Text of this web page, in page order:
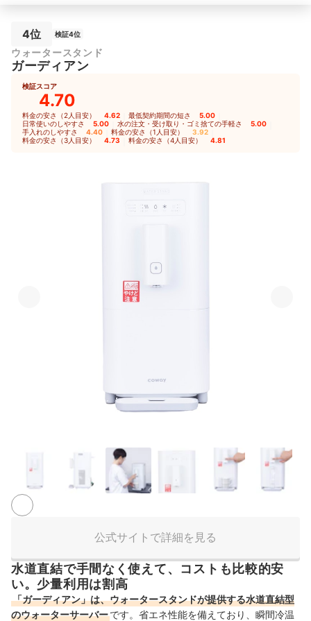
4位 検証4位
ウォータースタンド
ガーディアン
検証スコア
4.70
料金の安さ（2人目安） 4.62 最低契約期間の短さ 5.00
日常使いのしやすさ 5.00 水の注文・受け取り・ゴミ捨ての手軽さ 5.00
手入れのしやすさ 4.40 料金の安さ（1人目安） 3.92
料金の安さ（3人目安） 4.73 料金の安さ（4人目安） 4.81
公式サイトで詳細を見る
水道直結で手間なく使えて、コストも比較的安
い。少量利用は割高
「ガーディアン」は、ウォータースタンドが提供する水道直結型
のウォーターサーバーです。省エネ性能を備えており、瞬間冷温